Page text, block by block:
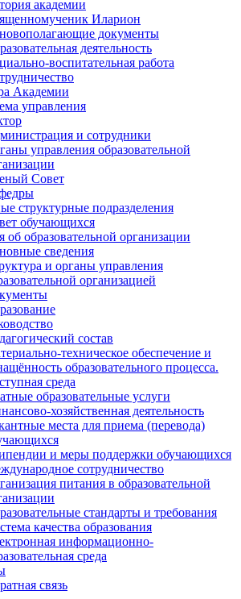
академии
Иларион
документы
деятельность
воспитательная работа
Академии
управления
и сотрудники
управления образовательной
Совет
структурные подразделения
обучающихся
об образовательной организации
сведения
и органы управления
организацией
состав
техническое обеспечение и
образовательного процесса.
среда
образовательные услуги
хозяйственная деятельность
места для приема (перевода)
и меры поддержки обучающихся
сотрудничество
питания в образовательной
стандарты и требования
качества образования
информационно-
среда
связь